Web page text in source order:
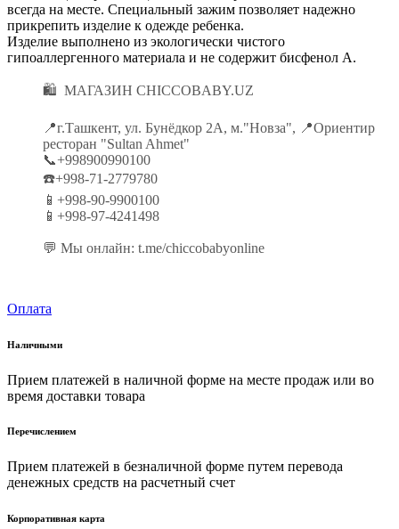
всегда на месте. Специальный зажим позволяет надежно
прикрепить изделие к одежде ребенка.
Изделие выполнено из экологически чистого
гипоаллергенного материала и не содержит бисфенол А.
🛍 МАГАЗИН CHICCOBABY.UZ
📍г.Ташкент, ул. Бунёдкор 2А, м."Новза", 📍Ориентир
ресторан "Sultan Ahmet"
📞+998900990100
☎️+998-71-2779780
📱+998-90-9900100
📱+998-97-4241498
💬 Мы онлайн: t.me/chiccobabyonline
Оплата
Наличными
Прием платежей в наличной форме на месте продаж или во
время доставки товара
Перечислением
Прием платежей в безналичной форме путем перевода
денежных средств на расчетный счет
Корпоративная карта